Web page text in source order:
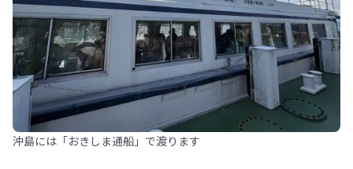
沖島には「おきしま通船」で渡ります